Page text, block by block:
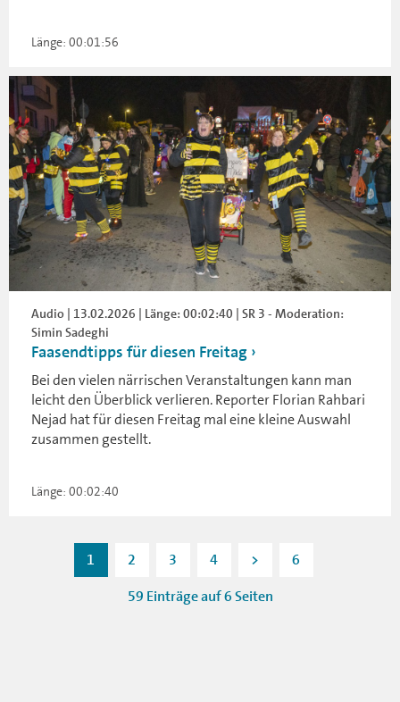
Länge: 00:01:56
Audio | 13.02.2026 | Länge: 00:02:40 | SR 3 - Moderation:
Simin Sadeghi
Faasendtipps für diesen Freitag
Bei den vielen närrischen Veranstaltungen kann man
leicht den Überblick verlieren. Reporter Florian Rahbari
Nejad hat für diesen Freitag mal eine kleine Auswahl
zusammen gestellt.
Länge: 00:02:40
1 2 3 4 > 6
59 Einträge auf 6 Seiten